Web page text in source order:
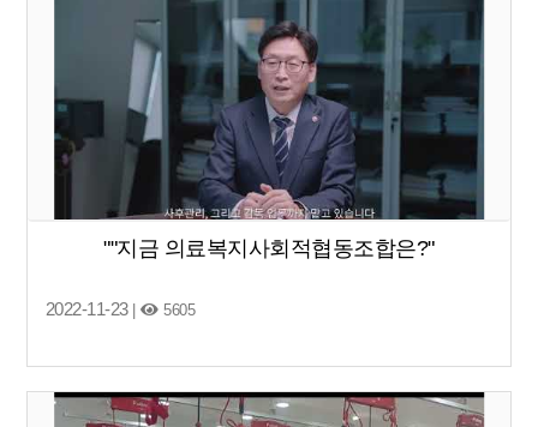
""지금 의료복지사회적협동조합은?"
2022-11-23| 5605